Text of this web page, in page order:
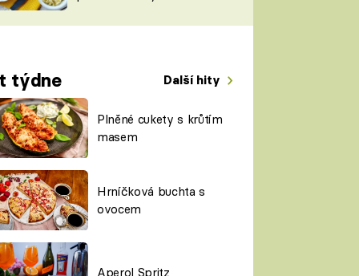
týdne Další hity
Plněné cukety s krůtím
masem
Hrníčková buchta s
ovocem
Aperol Spritz